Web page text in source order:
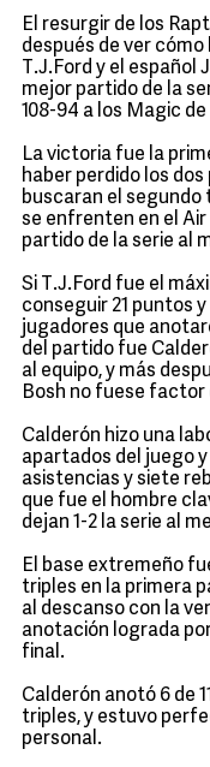
El resurgir de los
después de ver
T.J.Ford y el
mejor partido de la
108-94 a los Magic
La victoria fue la
haber perdido los
buscaran el
se enfrenten en el
partido de la serie al
Si T.J.Ford fue el
conseguir 21 puntos
jugadores que
del partido fue
al equipo, y más
Bosh no fuese factor
Calderón hizo una
apartados del juego y
asistencias y siete
que fue el hombre
dejan 1-2 la serie al
El base extremeño
triples en la primera
al descanso con la
anotación lograda
final.
Calderón anotó 6 de
triples, y estuvo
personal.